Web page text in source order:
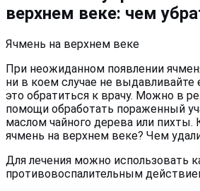
верхнем веке: чем
Ячмень на верхнем веке
При неожиданном появлении
ни в коем случае не выдавливайте
это обратиться к врачу. Можно в
помощи обработать пораженный
маслом чайного дерева или пихты.
ячмень на верхнем веке? Чем
Для лечения можно использовать
противовоспалительным